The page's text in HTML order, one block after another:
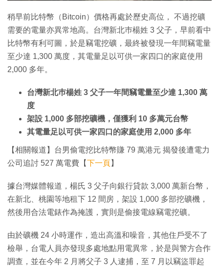
稍早前比特幣（Bitcoin）價格再處於歷史高位， 不過挖礦
需要的電量亦異常地高。台灣新北巿楊姓 3 父子，早前看中
比特幣有利可圖，於是竊電挖礦，最終被發現一年間竊電量
至少達 1,300 萬度，其電量足以可供一家四口的家庭使用
2,000 多年。
台灣新北巿楊姓 3 父子一年間竊電量至少達 1,300 萬
度
架設 1,000 多部挖礦機，僅獲利 10 多萬元台幣
其電量足以可供一家四口的家庭使用 2,000 多年
【相關報道】台男偷電挖比特幣賺 79 萬港元 揭發後遭電力
公司追討 527 萬電費【下一頁】
據台灣媒體報道，楊氏 3 父子向銀行貸款 3,000 萬新台幣，
在新北、桃園等地租下 12 間房，架設 1,000 多部挖礦機，
然後用合法電錶作為掩護，實則是偷接電線竊電挖礦。
由於礦機 24 小時運作，造出高溫和噪音，其他住戶受不了
檢舉，台電人員亦發現多處地點用電異常，於是與警方合作
調查，並在今年 2 月將父子 3 人逮捕，至 7 月以竊盜罪起